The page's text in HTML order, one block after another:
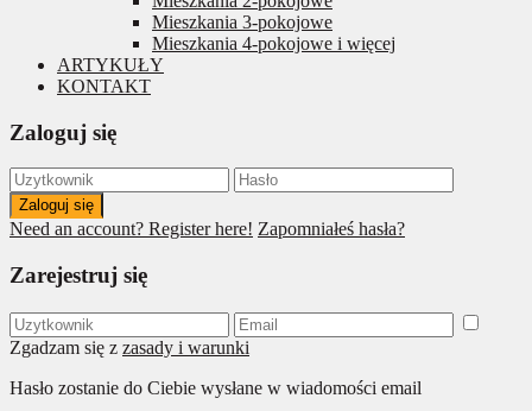
Mieszkania 3-pokojowe
Mieszkania 4-pokojowe i więcej
ARTYKUŁY
KONTAKT
Zaloguj się
Zaloguj się
Need an account? Register here! Zapomniałeś hasła?
Zarejestruj się
Zgadzam się z zasady i warunki
Hasło zostanie do Ciebie wysłane w wiadomości email